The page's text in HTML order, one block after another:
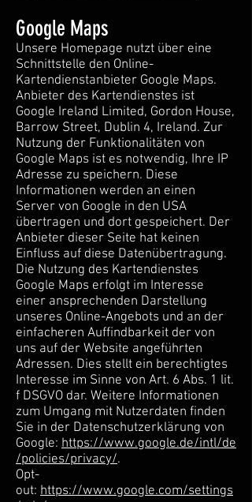
Google Maps
Unsere Homepage nutzt über eine
Schnittstelle den Online-
Kartendienstanbieter Google Maps.
Anbieter des Kartendienstes ist
Google Ireland Limited, Gordon House,
Barrow Street, Dublin 4, Ireland. Zur
Nutzung der Funktionalitäten von
Google Maps ist es notwendig, Ihre IP
Adresse zu speichern. Diese
Informationen werden an einen
Server von Google in den USA
übertragen und dort gespeichert. Der
Anbieter dieser Seite hat keinen
Einfluss auf diese Datenübertragung.
Die Nutzung des Kartendienstes
Google Maps erfolgt im Interesse
einer ansprechenden Darstellung
unseres Online-Angebots und an der
einfacheren Auffindbarkeit der von
uns auf der Website angeführten
Adressen. Dies stellt ein berechtigtes
Interesse im Sinne von Art. 6 Abs. 1 lit.
f DSGVO dar. Weitere Informationen
zum Umgang mit Nutzerdaten finden
Sie in der Datenschutzerklärung von
Google: https://www.google.de/intl/de
/policies/privacy/.
Opt-
out: https://www.google.com/settings